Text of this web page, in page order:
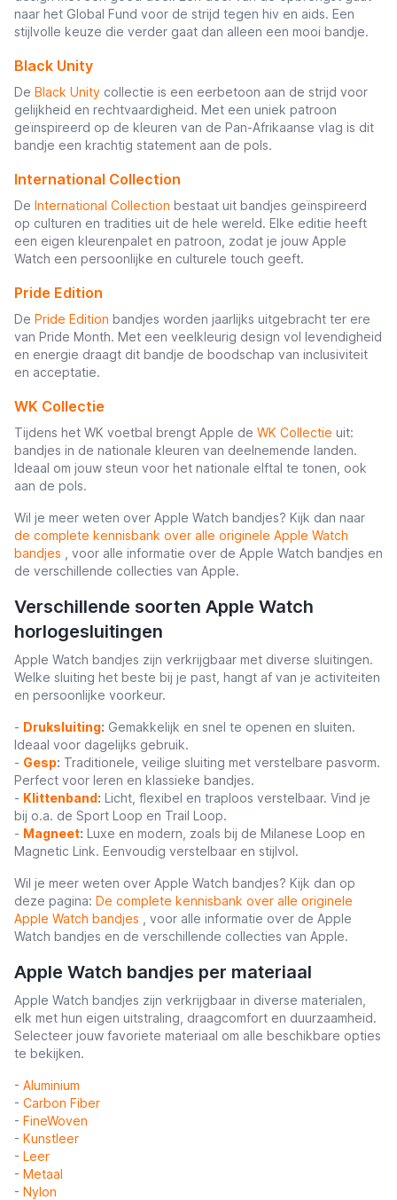
naar het Global Fund voor de strijd tegen hiv en aids. Een
stijlvolle keuze die verder gaat dan alleen een mooi bandje.
Black Unity
De Black Unity collectie is een eerbetoon aan de strijd voor
gelijkheid en rechtvaardigheid. Met een uniek patroon
geïnspireerd op de kleuren van de Pan-Afrikaanse vlag is dit
bandje een krachtig statement aan de pols.
International Collection
De International Collection bestaat uit bandjes geïnspireerd
op culturen en tradities uit de hele wereld. Elke editie heeft
een eigen kleurenpalet en patroon, zodat je jouw Apple
Watch een persoonlijke en culturele touch geeft.
Pride Edition
De Pride Edition bandjes worden jaarlijks uitgebracht ter ere
van Pride Month. Met een veelkleurig design vol levendigheid
en energie draagt dit bandje de boodschap van inclusiviteit
en acceptatie.
WK Collectie
Tijdens het WK voetbal brengt Apple de WK Collectie uit:
bandjes in de nationale kleuren van deelnemende landen.
Ideaal om jouw steun voor het nationale elftal te tonen, ook
aan de pols.
Wil je meer weten over Apple Watch bandjes? Kijk dan naar
de complete kennisbank over alle originele Apple Watch
bandjes
, voor alle informatie over de Apple Watch bandjes en
de verschillende collecties van Apple.
Verschillende soorten Apple Watch
horlogesluitingen
Apple Watch bandjes zijn verkrijgbaar met diverse sluitingen.
Welke sluiting het beste bij je past, hangt af van je activiteiten
en persoonlijke voorkeur.
- Druksluiting: Gemakkelijk en snel te openen en sluiten.
Ideaal voor dagelijks gebruik.
- Gesp: Traditionele, veilige sluiting met verstelbare pasvorm.
Perfect voor leren en klassieke bandjes.
- Klittenband: Licht, flexibel en traploos verstelbaar. Vind je
bij o.a. de Sport Loop en Trail Loop.
- Magneet: Luxe en modern, zoals bij de Milanese Loop en
Magnetic Link. Eenvoudig verstelbaar en stijlvol.
Wil je meer weten over Apple Watch bandjes? Kijk dan op
deze pagina: De complete kennisbank over alle originele
Apple Watch bandjes
, voor alle informatie over de Apple
Watch bandjes en de verschillende collecties van Apple.
Apple Watch bandjes per materiaal
Apple Watch bandjes zijn verkrijgbaar in diverse materialen,
elk met hun eigen uitstraling, draagcomfort en duurzaamheid.
Selecteer jouw favoriete materiaal om alle beschikbare opties
te bekijken.
- Aluminium
- Carbon Fiber
- FineWoven
- Kunstleer
- Leer
- Metaal
- Nylon